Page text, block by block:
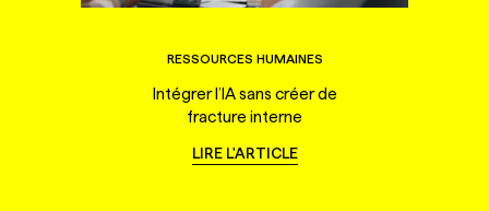
RESSOURCES HUMAINES
Intégrer l’IA sans créer de
fracture interne
LIRE L'ARTICLE